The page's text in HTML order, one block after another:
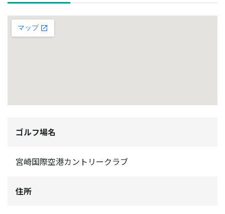
ゴルフ場名
宮崎国際空港カントリークラブ
住所